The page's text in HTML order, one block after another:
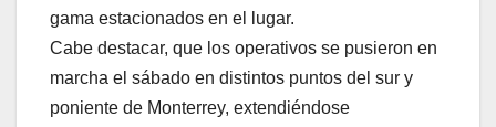
gama estacionados en el lugar.
Cabe destacar, que los operativos se pusieron en
marcha el sábado en distintos puntos del sur y
poniente de Monterrey, extendiéndose